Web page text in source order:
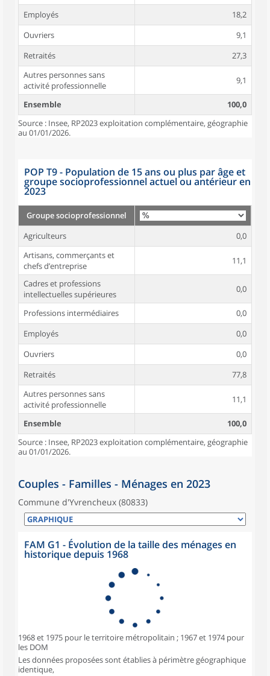
Employés
18,2
Ouvriers
9,1
Retraités
27,3
Autres personnes sans
activité professionnelle
9,1
Ensemble
100,0
Source : Insee, RP2023 exploitation complémentaire, géographie
au 01/01/2026.
POP T9 - Population de 15 ans ou plus par âge et
groupe socioprofessionnel actuel ou antérieur en
2023
Groupe socioprofessionnel
Agriculteurs
0,0
Artisans, commerçants et
chefs d’entreprise
11,1
Cadres et professions
intellectuelles supérieures
0,0
Professions intermédiaires
0,0
Employés
0,0
Ouvriers
0,0
Retraités
77,8
Autres personnes sans
activité professionnelle
11,1
Ensemble
100,0
Source : Insee, RP2023 exploitation complémentaire, géographie
au 01/01/2026.
Couples - Familles - Ménages en 2023
Commune d'Yvrencheux (80833)
FAM G1 - Évolution de la taille des ménages en
historique depuis 1968
1968 et 1975 pour le territoire métropolitain ; 1967 et 1974 pour
les DOM
Les données proposées sont établies à périmètre géographique
identique,